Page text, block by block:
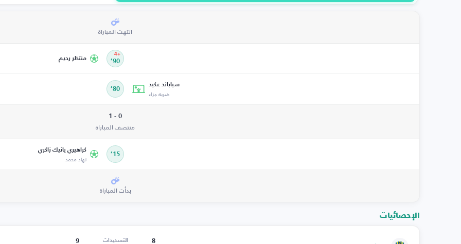
انتهت المباراة
90’
+4
منتظر رحيم
سياباند عكيد
ضربة جزاء 80’
0 - 1
منتصف المباراة
15’
كراهيري يانيك زاكري
نهاد محمد
بدأت المباراة
الإحصائيات
8 التسديدات
9